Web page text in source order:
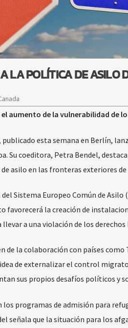
LA POLÍTICA DE ASILO
aumento de la vulnerabilidad de
esta semana en Berlín,
Su coeditora, Petra Bendel,
asilo en las fronteras exteriores de
Sistema Europeo Común de Asilo
favorecerá la creación de
a una violación de los
de la colaboración con países
de externalizar el control
sus propios desafíos políticos y
programas de admisión para
señala que la situación para los